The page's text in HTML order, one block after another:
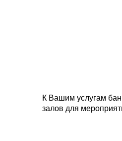
К Вашим услугам
залов для